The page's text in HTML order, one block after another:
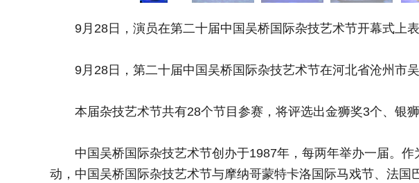
9月28日，演员在第二十届中国吴桥国际杂技艺术节开幕式上表
9月28日，第二十届中国吴桥国际杂技艺术节在河北省沧州市吴
本届杂技艺术节共有28个节目参赛，将评选出金狮奖3个、银
中国吴桥国际杂技艺术节创办于1987年，每两年举办一届。作
动，中国吴桥国际杂技艺术节与摩纳哥蒙特卡洛国际马戏节、法国